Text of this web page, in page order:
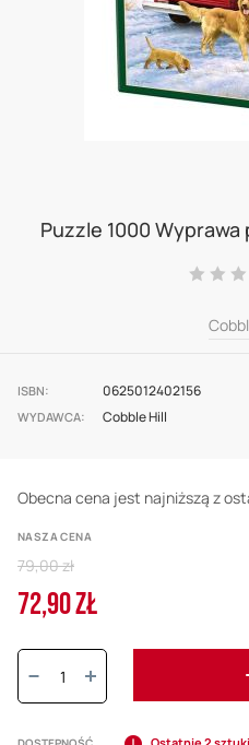
images
gallery
Puzzle 1000
ISBN 0625012402156
WYDAWCA Cobble Hill
Obecna cena jest najniższą z
NASZA CENA
Cena
72,90 ZŁ
Regular
Price
79,00 zł
Ilość: